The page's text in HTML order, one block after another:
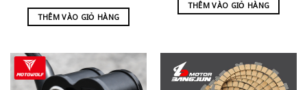
THÊM VÀO GIỎ HÀNG
THÊM VÀO GIỎ HÀNG